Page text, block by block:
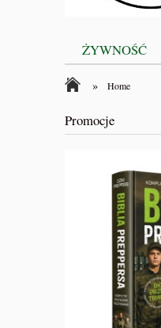
ŻYWNOŚĆ
» Home
Promocje